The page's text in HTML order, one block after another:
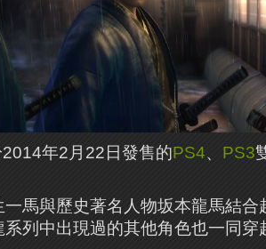
年2月22日發售的PS4、 PS3
一馬與歷史著名人物坂本龍馬結
系列中出現過的其他角色也一同